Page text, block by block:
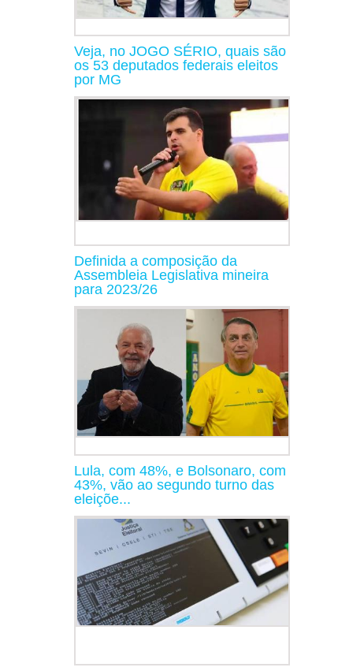
Veja, no JOGO SÉRIO, quais são
os 53 deputados federais eleitos
por MG
Definida a composição da
Assembleia Legislativa mineira
para 2023/26
Lula, com 48%, e Bolsonaro, com
43%, vão ao segundo turno das
eleiçõe...